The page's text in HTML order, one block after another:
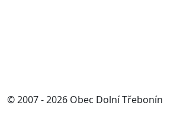
© 2007 - 2026 Obec Dolní Třebonín